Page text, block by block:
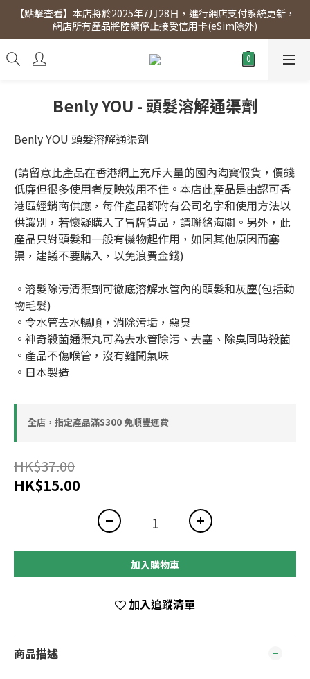
【點擊查看】會員專享 星期三全單95折!!!（優惠期至2026年12月
31日）。滿$300即免運費。
【點擊查看】本店將於2025年7月28日，進行網店支付系統更新，
網店所有產品將陸續停止接受信用卡(eSim除外)
【點擊查看】會員專享 星期三全單95折!!!（優惠期至2026年12月
31日）。滿$300即免運費。
Benly YOU - 頭髮溶解通渠劑
Benly YOU 頭髮溶解通渠劑
(請留意此產品在香港網上充斥大量的國內淘寶假貨，價錢
低廉但很多使用者反映效用不佳。本店此產品是由認可香
港區經銷商供應，每件產品都附有公司名字和使用方法以
供識別，若懷疑購入了冒牌貨品，請聯絡海關。另外，此
產品只對頭髮和一般有機物起作用，如因其他原因而塞
渠，建議不要購入，以免浪費金錢)
。溶髮除污清渠劑可徹底溶解水管內的頭髮和灰塵(包括動
物毛髮)
。令水管去水暢順，消除污垢，惡臭
。神奇殺菌通渠丸可為去水管除污、去塞、除臭同時殺菌
。產品不傷喉管，沒有難聞氣味
。日本製造
全店，指定產品滿$300 免順豐運費
HK$37.00
HK$15.00
加入購物車
加入追蹤清單
商品描述